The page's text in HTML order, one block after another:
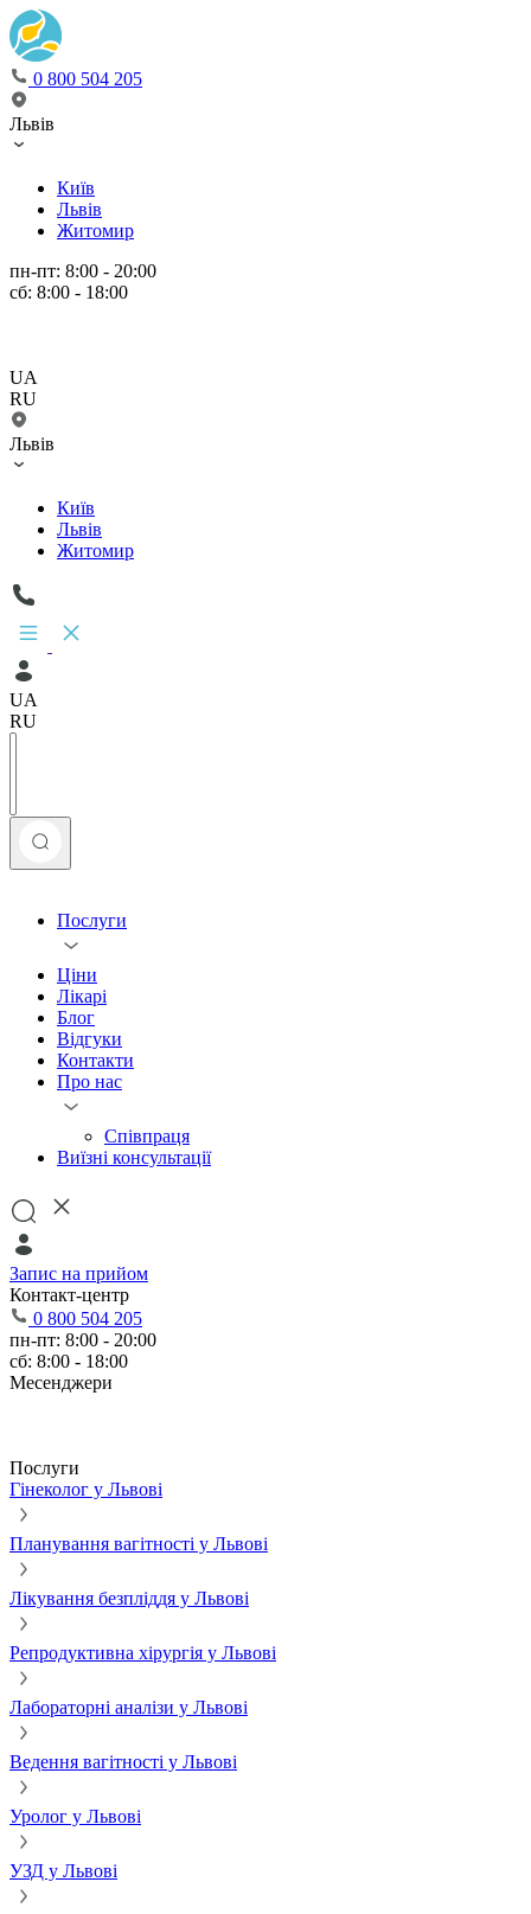
0 800 504 205
Львів
Київ
Львів
Житомир
пн-пт: 8:00 - 20:00
сб: 8:00 - 18:00
UA
RU
Львів
Київ
Львів
Житомир
UA
RU
Послуги
Ціни
Лікарі
Блог
Відгуки
Контакти
Про нас
Співпраця
Виїзні консультації
Запис на прийом
Контакт-центр
0 800 504 205
пн-пт: 8:00 - 20:00
сб: 8:00 - 18:00
Месенджери
Послуги
Гінеколог у Львові
Планування вагітності у Львові
Лікування безпліддя у Львові
Репродуктивна хірургія у Львові
Лабораторні аналізи у Львові
Ведення вагітності у Львові
Уролог у Львові
УЗД у Львові